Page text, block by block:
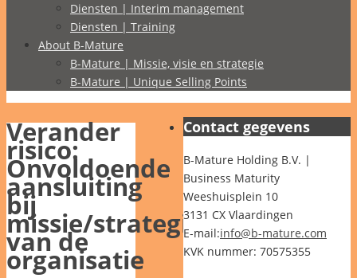
Diensten | Interim management
Diensten | Training
About B-Mature
B-Mature | Missie, visie en strategie
B-Mature | Unique Selling Points
Verander
risico:
Onvoldoende
aansluiting
bij
missie/strategie
van de
organisatie
Contact gegevens
B-Mature Holding B.V. |
Business Maturity
Weeshuisplein 10
3131 CX Vlaardingen
E-mail:info@b-mature.com
KVK nummer: 70575355